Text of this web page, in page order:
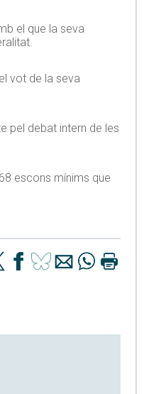
el que la seva
vot de la seva
pel debat intern de les
escons mínims que